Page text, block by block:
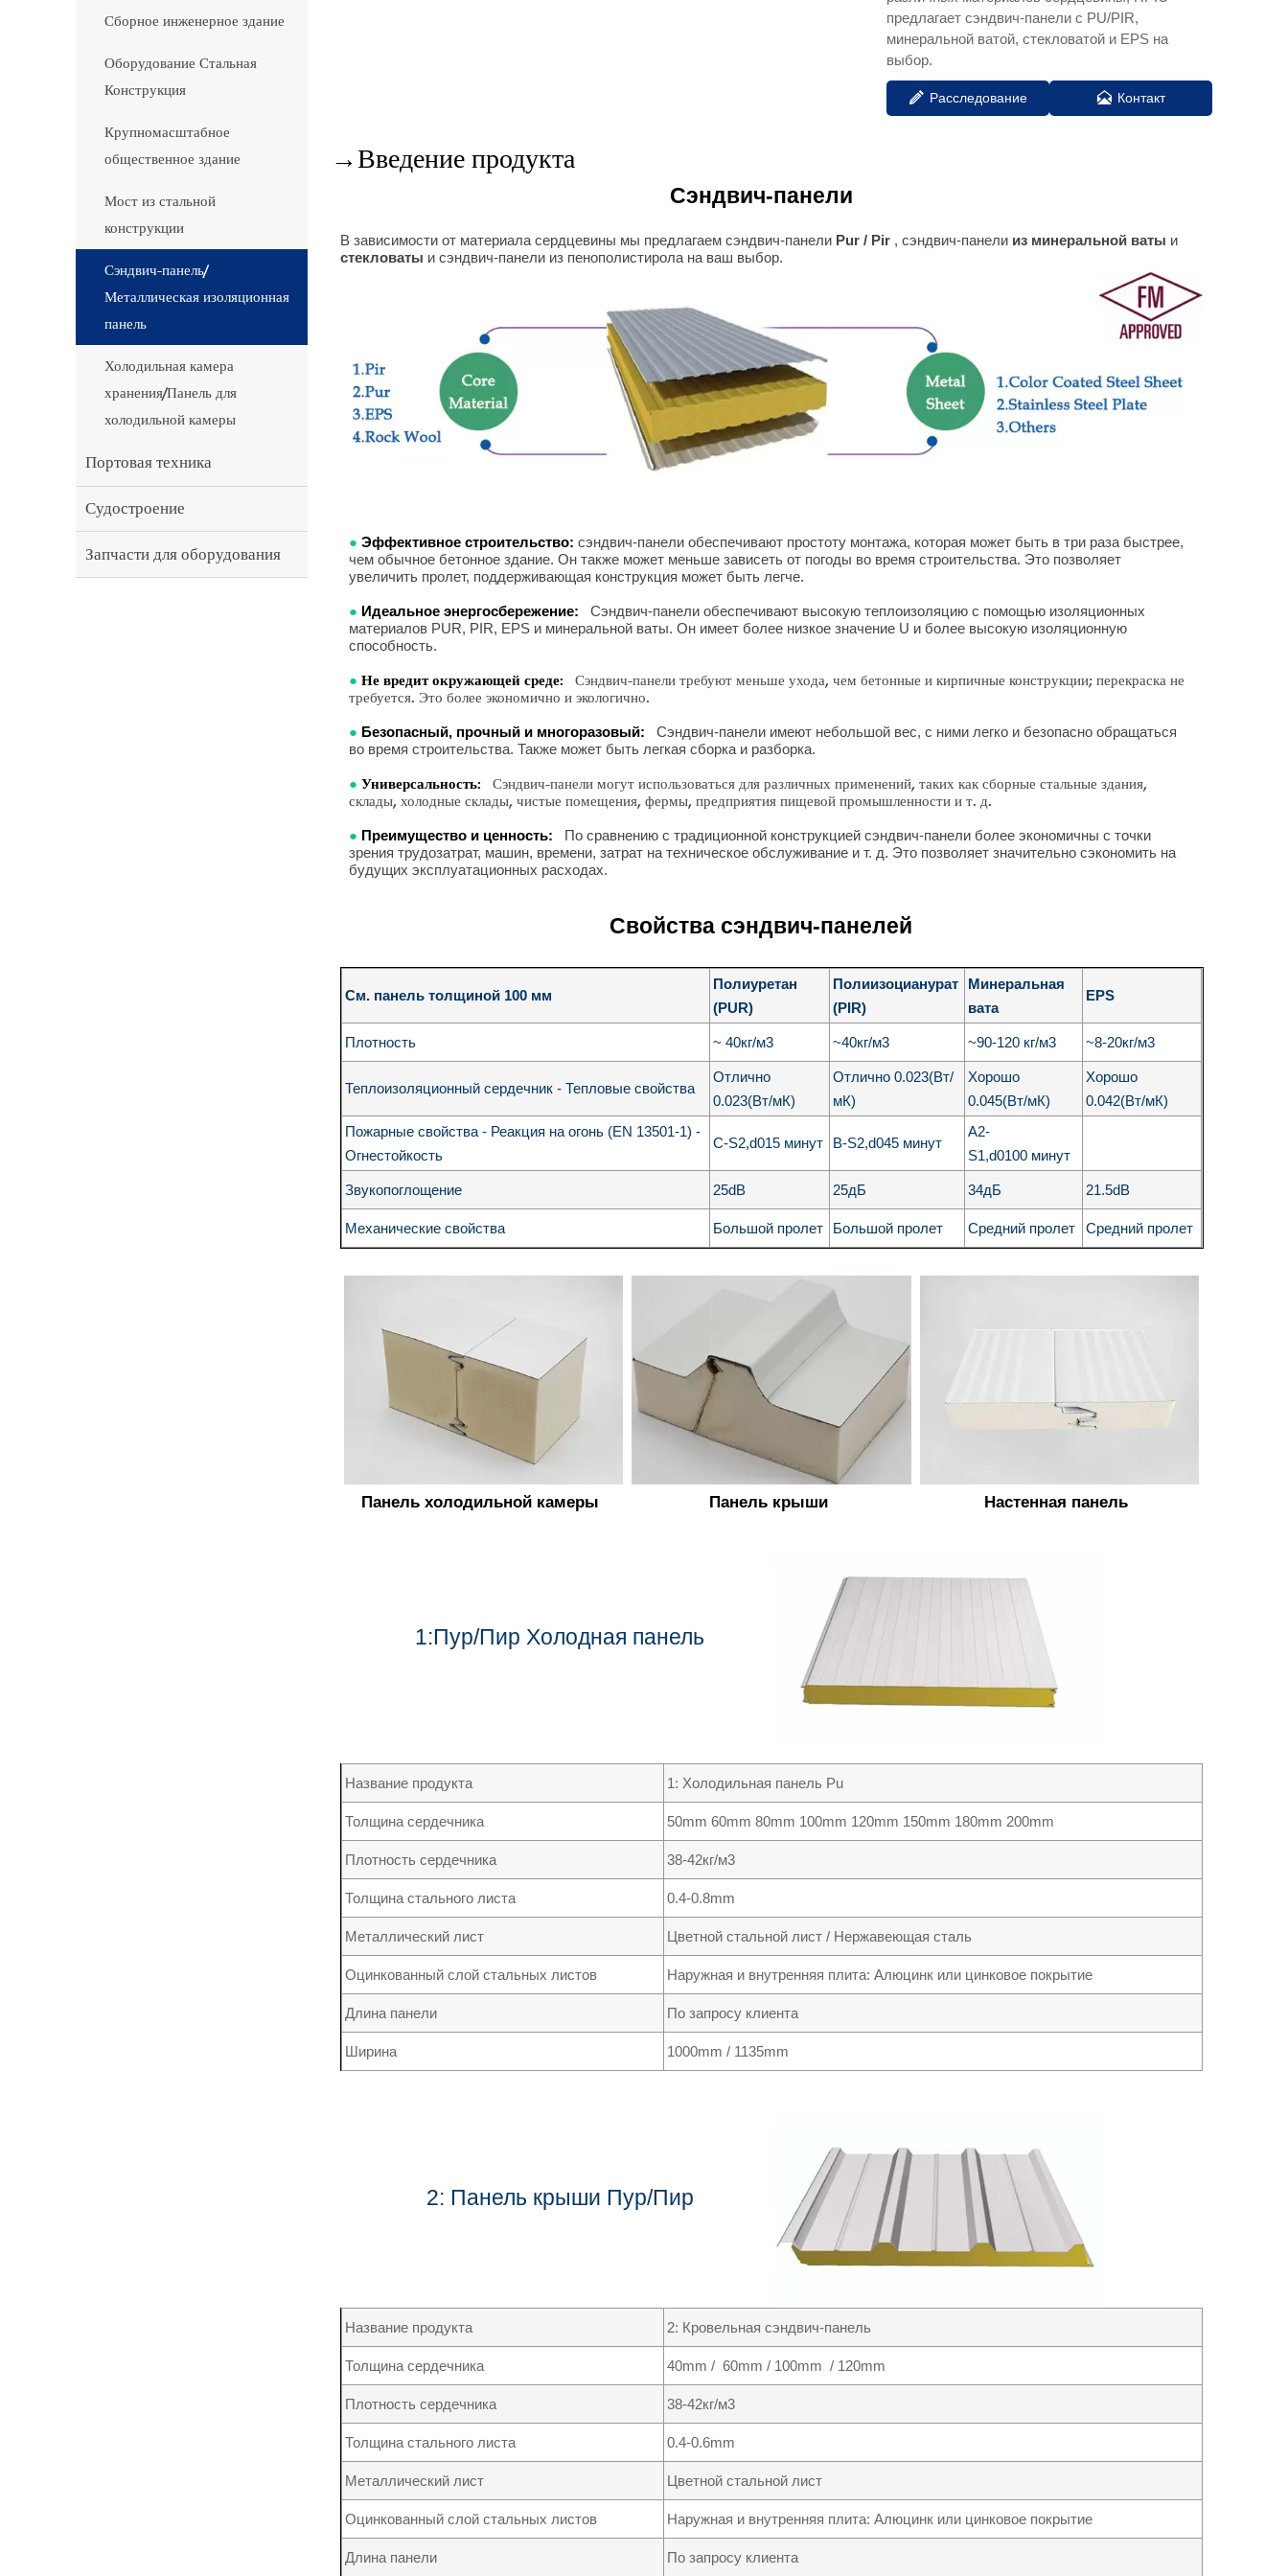
Сборное инженерное здание
Оборудование Стальная
Конструкция
Крупномасштабное
общественное здание
Мост из стальной
конструкции
Сэндвич-панель/
Металлическая изоляционная
панель
Холодильная камера
хранения/Панель для
холодильной камеры
Портовая техника
Судостроение
Запчасти для оборудования
предлагает сэндвич-панели с PU/PIR,
минеральной ватой, стекловатой и EPS на
выбор.
 Расследование  Контакт
→Введение продукта
Сэндвич-панели
В зависимости от материала сердцевины мы предлагаем сэндвич-панели Pur / Pir, сэндвич-панели из минеральной ваты и
стекловаты и сэндвич-панели из пенополистирола на ваш выбор.
● Эффективное строительство: сэндвич-панели обеспечивают простоту монтажа, которая может быть в три раза быстрее,
чем обычное бетонное здание. Он также может меньше зависеть от погоды во время строительства. Это позволяет
увеличить пролет, поддерживающая конструкция может быть легче.
● Идеальное энергосбережение:
Сэндвич-панели обеспечивают высокую теплоизоляцию с помощью изоляционных
материалов PUR, PIR, EPS и минеральной ваты. Он имеет более низкое значение U и более высокую изоляционную
способность.
● Не вредит окружающей среде:
Сэндвич-панели требуют меньше ухода, чем бетонные и кирпичные конструкции; перекраска не
требуется. Это более экономично и экологично.
● Безопасный, прочный и многоразовый:
Сэндвич-панели имеют небольшой вес, с ними легко и безопасно обращаться
во время строительства. Также может быть легкая сборка и разборка.
● Универсальность:
Сэндвич-панели могут использоваться для различных применений, таких как сборные стальные здания,
склады, холодные склады, чистые помещения, фермы, предприятия пищевой промышленности и т. д.
● Преимущество и ценность:
По сравнению с традиционной конструкцией сэндвич-панели более экономичны с точки
зрения трудозатрат, машин, времени, затрат на техническое обслуживание и т. д. Это позволяет значительно сэкономить на
будущих эксплуатационных расходах.
Свойства сэндвич-панелей
См. панель толщиной 100 мм
Полиуретан
(PUR)
Полиизоцианурат
(PIR)
Минеральная
вата
EPS
Плотность ~ 40кг/м3 ~40кг/м3 ~90-120 кг/м3 ~8-20кг/м3
Теплоизоляционный сердечник - Тепловые свойства
Отлично
0.023(Вт/мК)
Отлично 0.023(Вт/
мК)
Хорошо
0.045(Вт/мК)
Хорошо
0.042(Вт/мК)
Пожарные свойства - Реакция на огонь (EN 13501-1) -
Огнестойкость
C-S2,d015 минут B-S2,d045 минут
A2-
S1,d0100 минут
Звукопоглощение 25dB 25дБ 34дБ 21.5dB
Механические свойства Большой пролет Большой пролет Средний пролет Средний пролет
Панель холодильной камеры Панель крыши Настенная панель
1:Пур/Пир Холодная панель
Название продукта 1: Холодильная панель Pu
Толщина сердечника 50mm 60mm 80mm 100mm 120mm 150mm 180mm 200mm
Плотность сердечника 38-42кг/м3
Толщина стального листа 0.4-0.8mm
Металлический лист Цветной стальной лист / Нержавеющая сталь
Оцинкованный слой стальных листов Наружная и внутренняя плита: Алюцинк или цинковое покрытие
Длина панели По запросу клиента
Ширина 1000mm / 1135mm
2: Панель крыши Пур/Пир
Название продукта 2: Кровельная сэндвич-панель
Толщина сердечника 40mm / 60mm / 100mm / 120mm
Плотность сердечника 38-42кг/м3
Толщина стального листа 0.4-0.6mm
Металлический лист Цветной стальной лист
Оцинкованный слой стальных листов Наружная и внутренняя плита: Алюцинк или цинковое покрытие
Длина панели По запросу клиента